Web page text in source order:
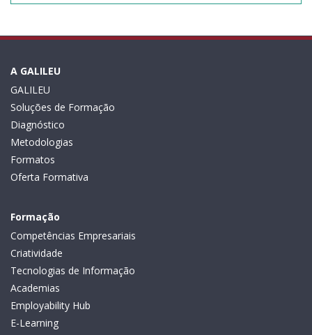
A GALILEU
GALILEU
Soluções de Formação
Diagnóstico
Metodologias
Formatos
Oferta Formativa
Formação
Competências Empresariais
Criatividade
Tecnologias de Informação
Academias
Employability Hub
E-Learning